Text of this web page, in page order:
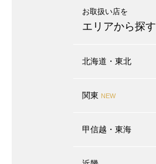
お取扱い店を
エリアから探す
北海道・東北
関東 NEW
甲信越・東海